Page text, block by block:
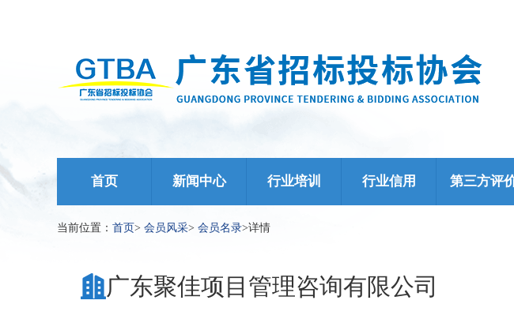
首页 新闻中心 行业培训 行业信用 第三方评
当前位置： 首页> 会员风采> 会员名录>详情
广东聚佳项目管理咨询有限公司